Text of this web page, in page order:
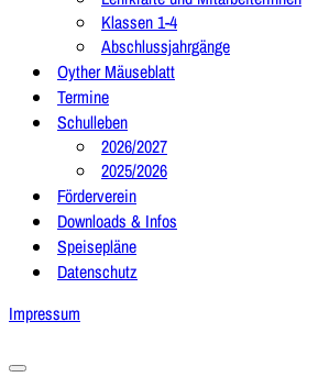
Klassen 1-4
Abschlussjahrgänge
Oyther Mäuseblatt
Termine
Schulleben
2026/2027
2025/2026
Förderverein
Downloads & Infos
Speisepläne
Datenschutz
Impressum
Navigationsmenü